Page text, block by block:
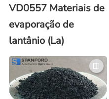
VD0557 Materiais de
evaporação de
lantânio (La)